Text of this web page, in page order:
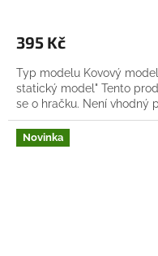
395 Kč
Typ modelu Kovový
statický model" Tento
se o hračku. Není vhodný
Novinka